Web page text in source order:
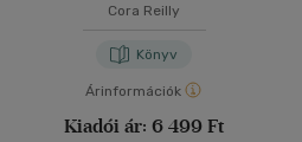
Cora Reilly
Könyv
Árinformációk
Kiadói ár: 6 499 Ft